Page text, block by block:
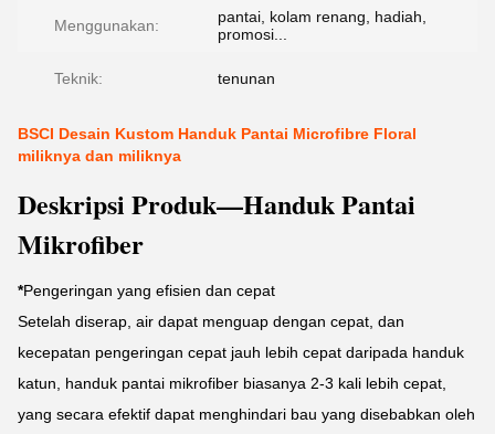
Menggunakan:
pantai, kolam renang, hadiah,
promosi...
Teknik: tenunan
BSCI Desain Kustom Handuk Pantai Microfibre Floral
miliknya dan miliknya
Deskripsi Produk—Handuk Pantai
Mikrofiber
*Pengeringan yang efisien dan cepat
Setelah diserap, air dapat menguap dengan cepat, dan
kecepatan pengeringan cepat jauh lebih cepat daripada handuk
katun, handuk pantai mikrofiber biasanya 2-3 kali lebih cepat,
yang secara efektif dapat menghindari bau yang disebabkan oleh